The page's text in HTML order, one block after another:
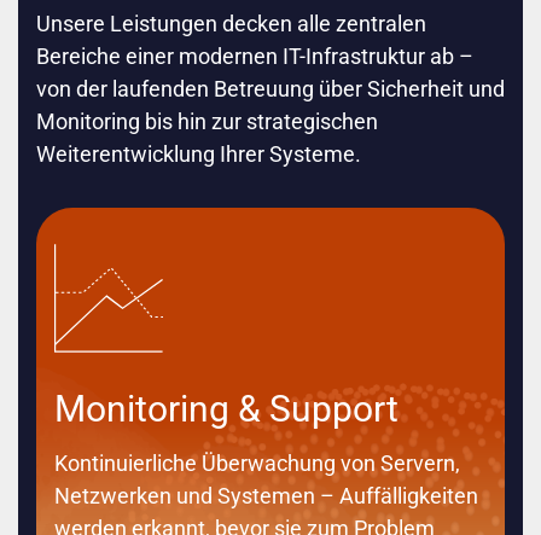
strukturierte Betreuung
geregelte Prozesse
persönlicher Ansprechpartner
Verfügbarkeit im Notfall
Unsere Leistungen decken alle zentralen
Bereiche einer modernen IT-Infrastruktur ab –
von der laufenden Betreuung über Sicherheit und
Monitoring bis hin zur strategischen
Weiterentwicklung Ihrer Systeme.
Monitoring & Support
Kontinuierliche Überwachung von Servern,
Netzwerken und Systemen – Auffälligkeiten
werden erkannt, bevor sie zum Problem